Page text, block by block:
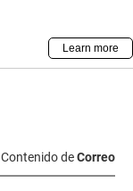
Contenido deCorreo